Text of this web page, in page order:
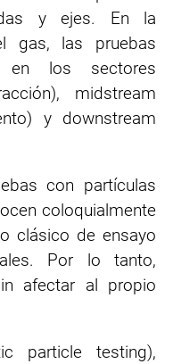
y ejes. En la
gas, las pruebas
en los sectores
midstream
y downstream
con partículas
coloquialmente
clásico de ensayo
Por lo tanto,
afectar al propio
particle testing),